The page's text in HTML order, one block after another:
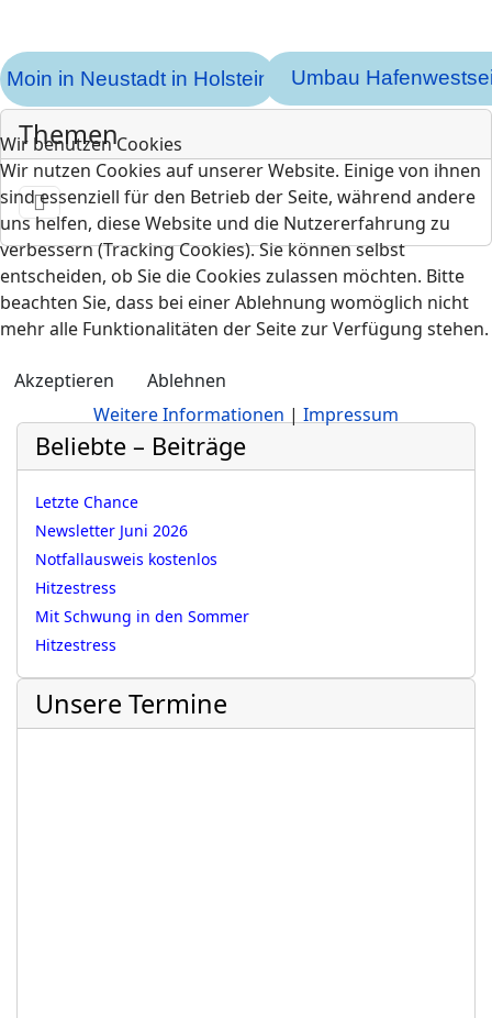
Moin in Neustadt in Holstein Umbau
Themen
Beliebte – Beiträge
Letzte Chance
Newsletter Juni 2026
Notfallausweis kostenlos
Hitzestress
Mit Schwung in den Sommer
Hitzestress
Unsere Termine
Wir benutzen Cookies
Wir nutzen Cookies auf unserer Website. Einige von ihnen
sind essenziell für den Betrieb der Seite, während andere
uns helfen, diese Website und die Nutzererfahrung zu
verbessern (Tracking Cookies). Sie können selbst
entscheiden, ob Sie die Cookies zulassen möchten. Bitte
beachten Sie, dass bei einer Ablehnung womöglich nicht
mehr alle Funktionalitäten der Seite zur Verfügung stehen.
Akzeptieren
Ablehnen
Weitere Informationen | Impressum